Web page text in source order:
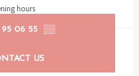
hours
95 06 55 ▒▒
US